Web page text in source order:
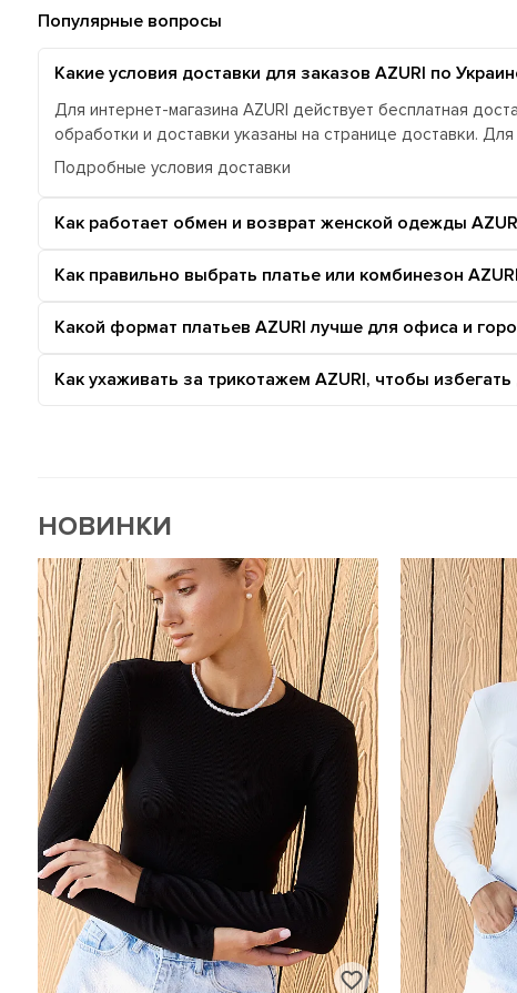
Популярные вопросы
Какие условия доставки для заказов AZURI по
Для интернет-магазина AZURI действует бесплатная
обработки и доставки указаны на странице доставки.
Подробные условия доставки
Как работает обмен и возврат женской одежды
Как правильно выбрать платье или комбинезон
Какой формат платьев AZURI лучше для офиса и
Как ухаживать за трикотажем AZURI, чтобы
НОВИНКИ